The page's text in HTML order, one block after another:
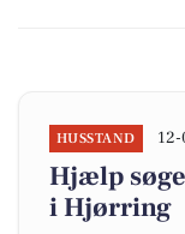
HUSSTAND
Hjælp
i Hjørring